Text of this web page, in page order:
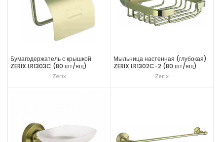
Бумагодержатель с крышкой
ZERIX LR1303C (80 шт/ящ)
Zerix
Мыльница настенная (глубокая)
ZERIX LR1302C-2 (80 шт/ящ)
Zerix